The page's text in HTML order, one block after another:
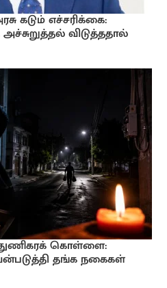
கடும் எச்சரிக்கை:
விடுத்ததால்
துணிகரக் கொள்ளை:
தங்க நகைகள்